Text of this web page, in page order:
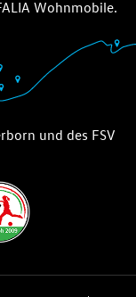
Wohnmobile.
und des FSV